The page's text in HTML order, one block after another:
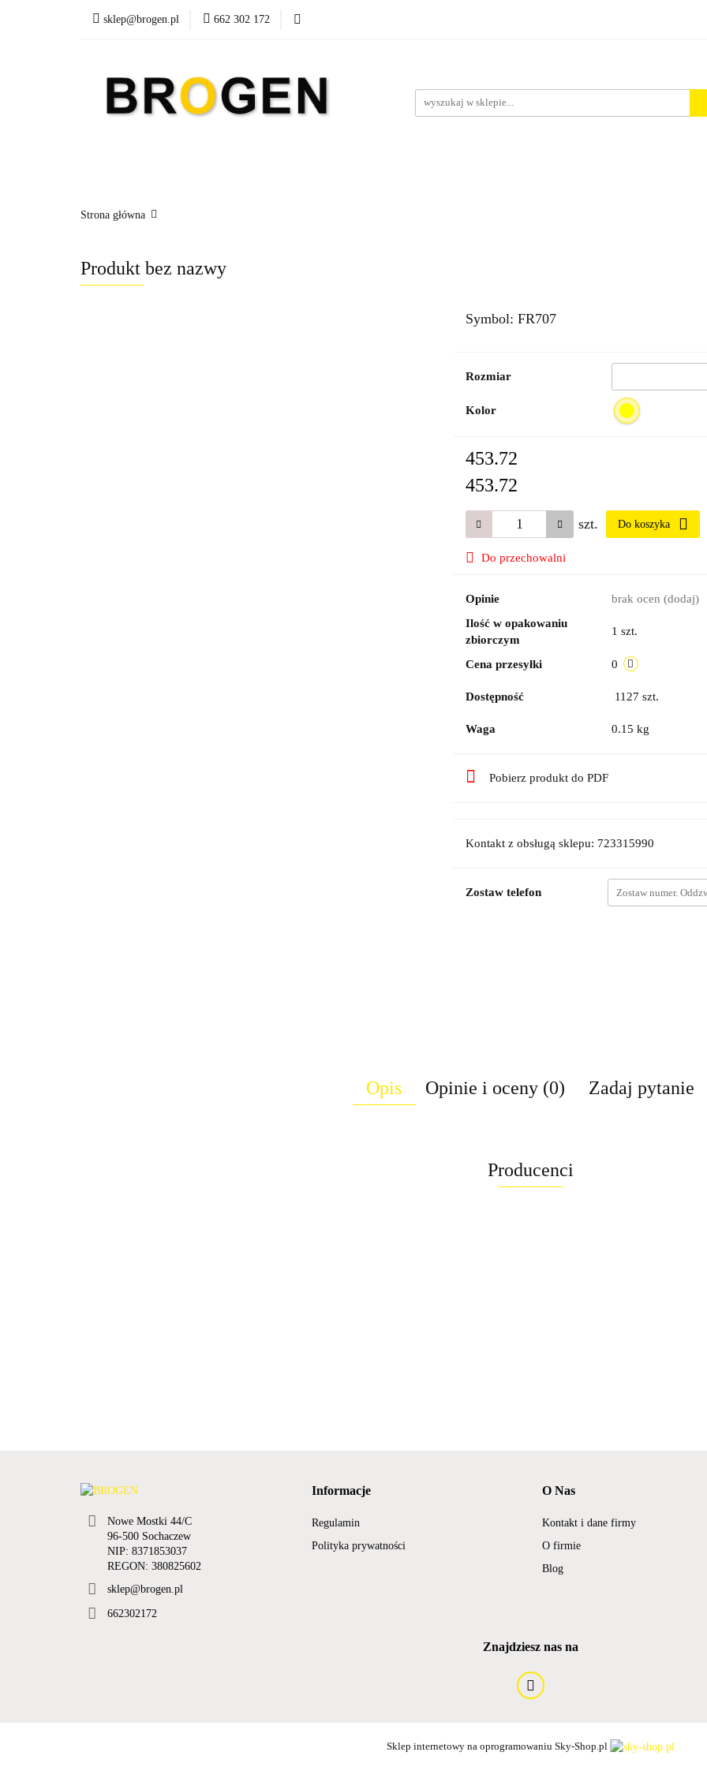
sklep@brogen.pl 662 302 172
Art. Biurowe
Nowości Aktualności
Strona główna
Produkt bez nazwy
Symbol: FR707
Rozmiar
Kolor
453.72
453.72
szt. Do koszyka
Do przechowalni
Opinie brak ocen (dodaj)
Ilość w opakowaniu
zbiorczym
1 szt.
Cena przesyłki 0
Dostępność 1127 szt.
Waga 0.15 kg
Pobierz produkt do PDF
Kontakt z obsługą sklepu: 723315990
Zostaw telefon
Opis Opinie i oceny (0) Zadaj pytanie
Producenci
Nowe Mostki 44/C
96-500 Sochaczew
NIP: 8371853037
REGON: 380825602
sklep@brogen.pl
662302172
Informacje
Regulamin
Polityka prywatności
O Nas
Kontakt i dane firmy
O firmie
Blog
Znajdziesz nas na
Sklep internetowy na oprogramowaniu Sky-Shop.pl